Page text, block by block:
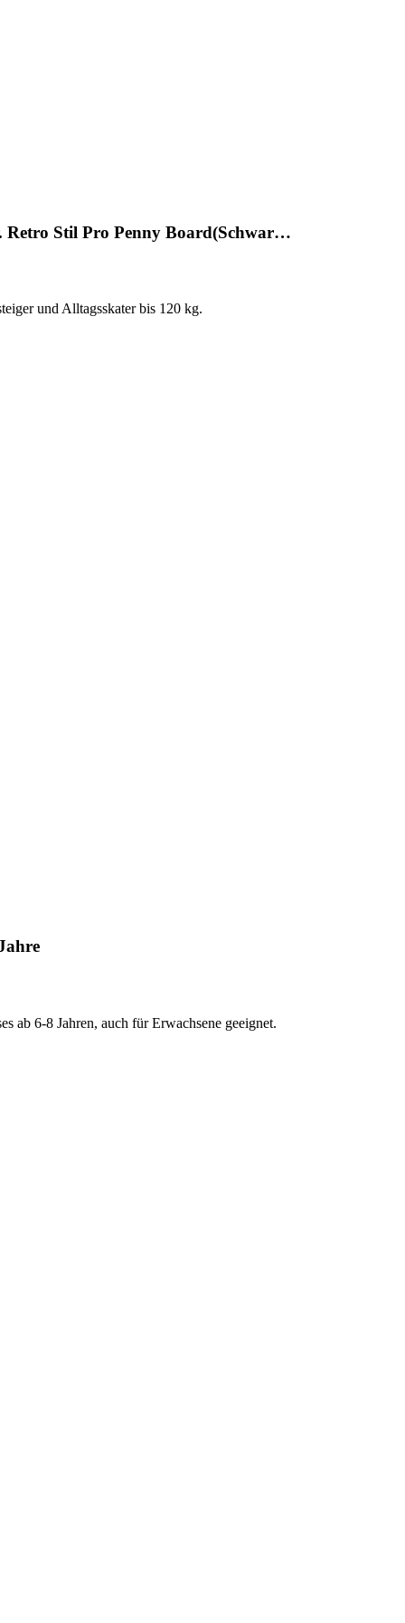
Retro Stil Pro Penny Board(Schwar…
und Alltagsskater bis 120 kg.
6-8 Jahren, auch für Erwachsene geeignet.